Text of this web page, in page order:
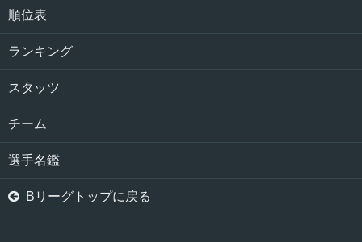
順位表
ランキング
スタッツ
チーム
選手名鑑
 Bリーグトップに戻る